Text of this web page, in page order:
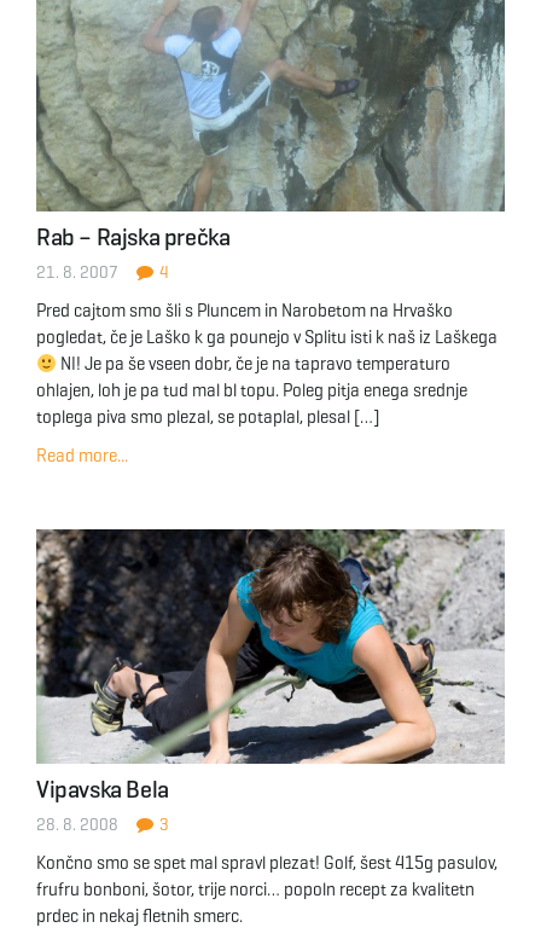
i
g
o
n
Rab – Rajska prečka
21. 8. 2007 4
Pred cajtom smo šli s Pluncem in Narobetom na Hrvaško
pogledat, če je Laško k ga pounejo v Splitu isti k naš iz Laškega
NI! Je pa še vseen dobr, če je na tapravo temperaturo
ohlajen, loh je pa tud mal bl topu. Poleg pitja enega srednje
toplega piva smo plezal, se potaplal, plesal […]
Read more...
Vipavska Bela
28. 8. 2008 3
Končno smo se spet mal spravl plezat! Golf, šest 415g pasulov,
frufru bonboni, šotor, trije norci… popoln recept za kvalitetn
prdec in nekaj fletnih smerc.